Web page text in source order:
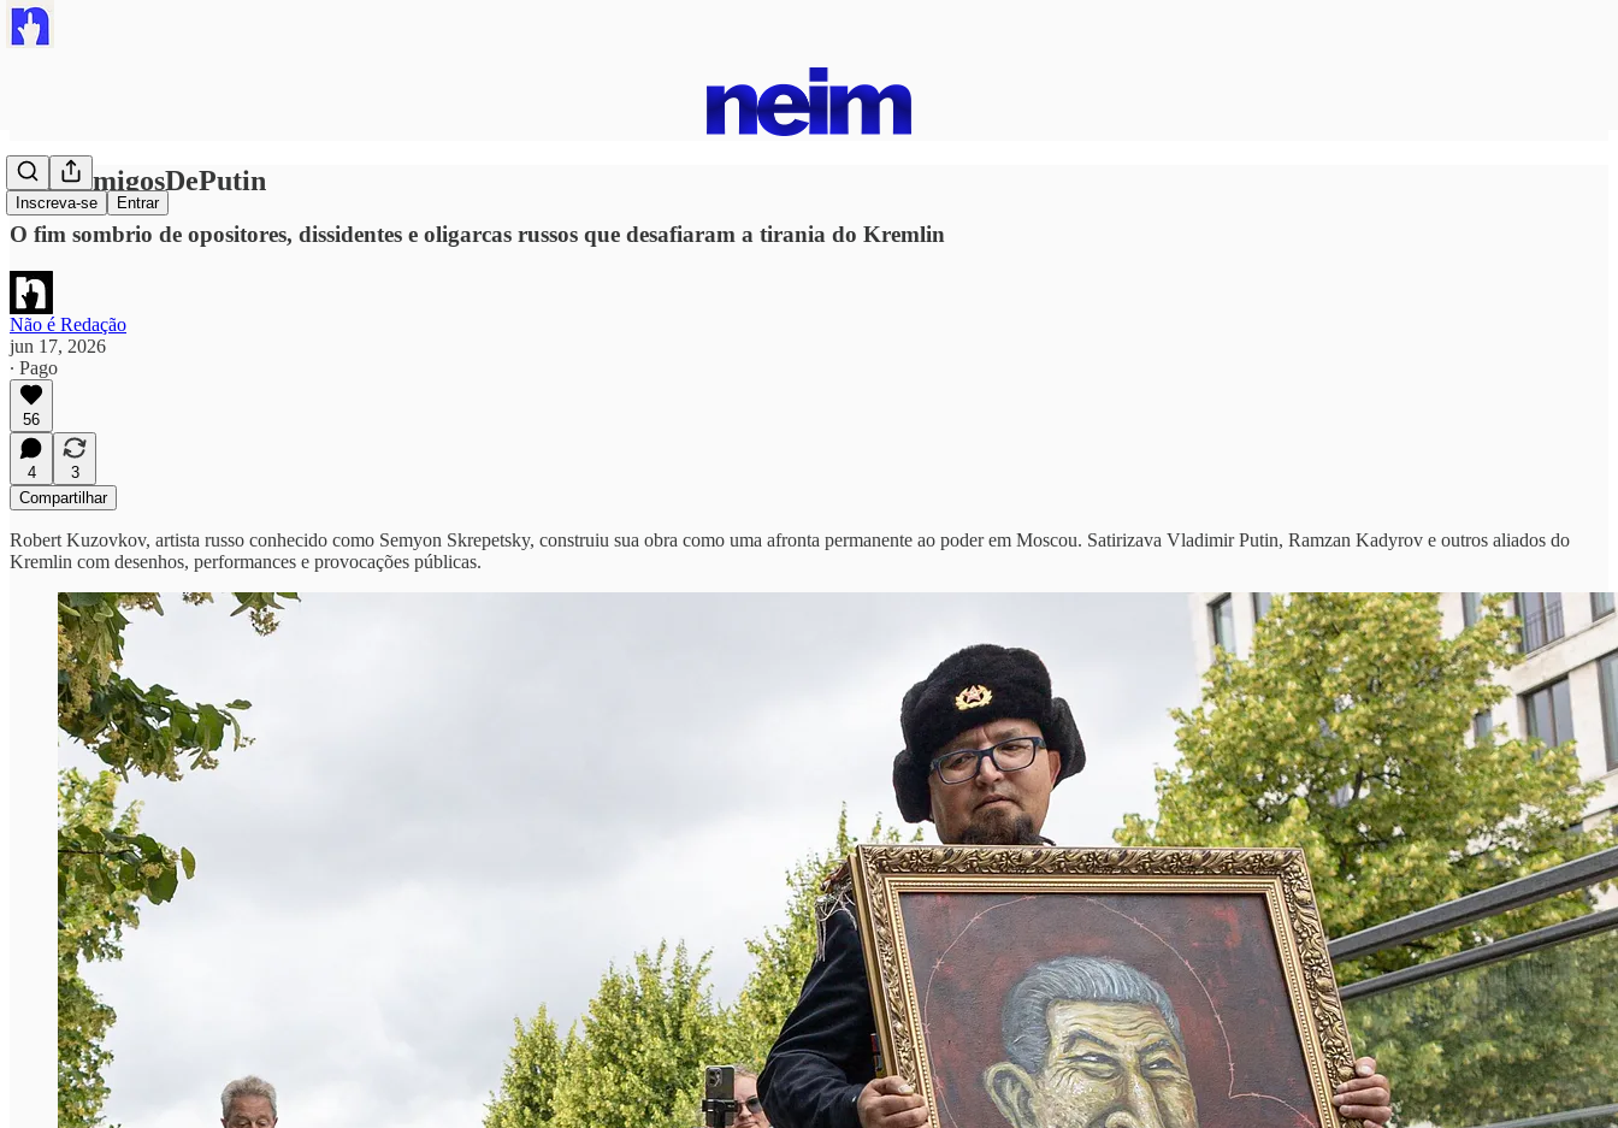
Inscreva-se Entrar
#OsInimigosDePutin
O fim sombrio de opositores, dissidentes e oligarcas russos que desafiaram a tirania do Kremlin
Não é Redação
jun 17, 2026
∙ Pago
56
4
3
Compartilhar
Robert Kuzovkov, artista russo conhecido como Semyon Skrepetsky, construiu sua obra como uma afronta permanente ao poder em Moscou. Satirizava Vladimir Putin, Ramzan Kadyrov e outros aliados do
Kremlin com desenhos, performances e provocações públicas.